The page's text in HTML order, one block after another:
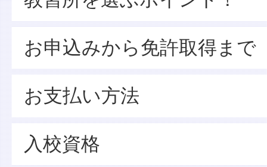
お申込みから免許取得まで
お支払い方法
入校資格